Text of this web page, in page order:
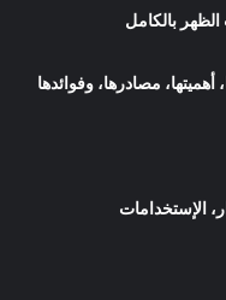
بالكامل
الإستخدامات